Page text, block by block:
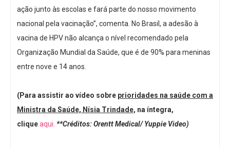
ação junto às escolas e fará parte do nosso movimento
nacional pela vacinação”, comenta. No Brasil, a adesão à
vacina de HPV não alcança o nível recomendado pela
Organização Mundial da Saúde, que é de 90% para meninas
entre nove e 14 anos.
(Para assistir ao vídeo sobre prioridades na saúde com a
Ministra da Saúde, Nísia Trindade, na íntegra,
cliqueaqui. **Créditos: Orentt Medical/ Yuppie Video)